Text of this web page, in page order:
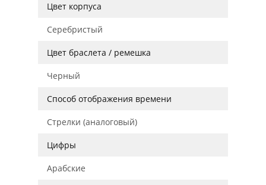
Цвет корпуса
Серебристый
Цвет браслета / ремешка
Черный
Способ отображения времени
Стрелки (аналоговый)
Цифры
Арабские